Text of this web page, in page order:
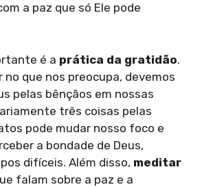
a paz que só Ele pode
é a prática da gratidão.
no que nos preocupa, devemos
pelas bênçãos em nossas
três coisas pelas
pode mudar nosso foco e
a bondade de Deus,
difíceis. Além disso, meditar
falam sobre a paz e a